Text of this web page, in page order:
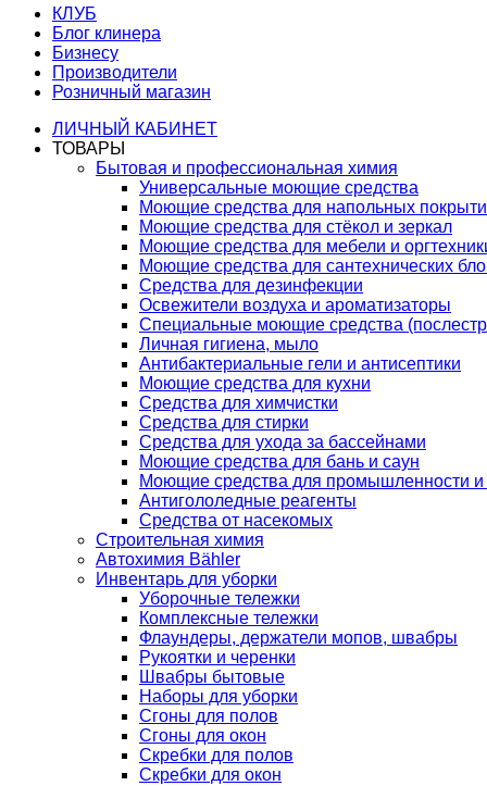
КЛУБ
Блог клинера
Бизнесу
Производители
Розничный магазин
ЛИЧНЫЙ КАБИНЕТ
ТОВАРЫ
Бытовая и профессиональная химия
Универсальные моющие средства
Моющие средства для напольных
Моющие средства для стёкол и зеркал
Моющие средства для мебели и
Моющие средства для сантехнических
Средства для дезинфекции
Освежители воздуха и ароматизаторы
Специальные моющие средства
Личная гигиена, мыло
Антибактериальные гели и антисептики
Моющие средства для кухни
Средства для химчистки
Средства для стирки
Средства для ухода за бассейнами
Моющие средства для бань и саун
Моющие средства для промышленности и
Антигололедные реагенты
Средства от насекомых
Строительная химия
Автохимия Bähler
Инвентарь для уборки
Уборочные тележки
Комплексные тележки
Флаундеры, держатели мопов, швабры
Рукоятки и черенки
Швабры бытовые
Наборы для уборки
Сгоны для полов
Сгоны для окон
Скребки для полов
Скребки для окон